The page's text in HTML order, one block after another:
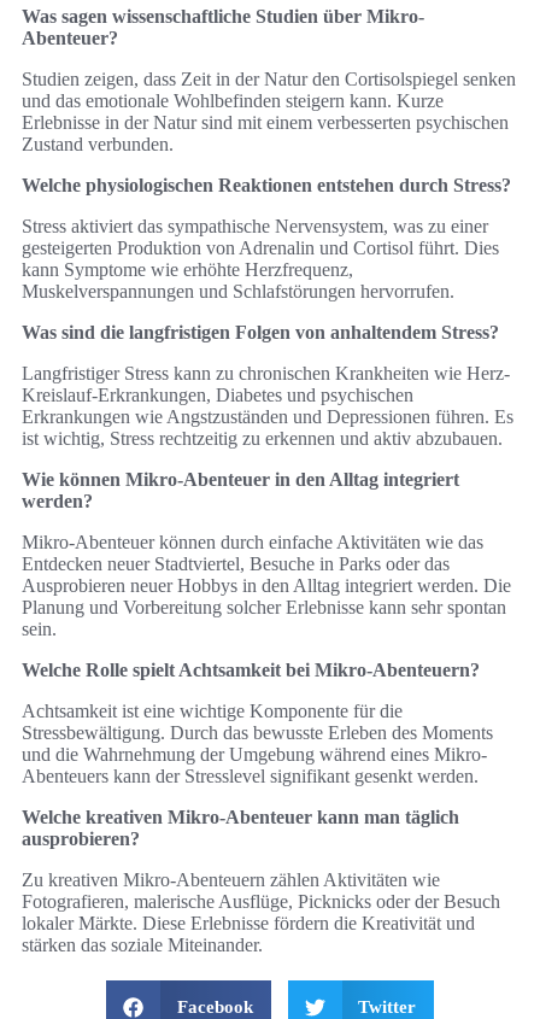
Was sagen wissenschaftliche Studien über Mikro-
Abenteuer?
Studien zeigen, dass Zeit in der Natur den Cortisolspiegel senken
und das emotionale Wohlbefinden steigern kann. Kurze
Erlebnisse in der Natur sind mit einem verbesserten psychischen
Zustand verbunden.
Welche physiologischen Reaktionen entstehen durch Stress?
Stress aktiviert das sympathische Nervensystem, was zu einer
gesteigerten Produktion von Adrenalin und Cortisol führt. Dies
kann Symptome wie erhöhte Herzfrequenz,
Muskelverspannungen und Schlafstörungen hervorrufen.
Was sind die langfristigen Folgen von anhaltendem Stress?
Langfristiger Stress kann zu chronischen Krankheiten wie Herz-
Kreislauf-Erkrankungen, Diabetes und psychischen
Erkrankungen wie Angstzuständen und Depressionen führen. Es
ist wichtig, Stress rechtzeitig zu erkennen und aktiv abzubauen.
Wie können Mikro-Abenteuer in den Alltag integriert
werden?
Mikro-Abenteuer können durch einfache Aktivitäten wie das
Entdecken neuer Stadtviertel, Besuche in Parks oder das
Ausprobieren neuer Hobbys in den Alltag integriert werden. Die
Planung und Vorbereitung solcher Erlebnisse kann sehr spontan
sein.
Welche Rolle spielt Achtsamkeit bei Mikro-Abenteuern?
Achtsamkeit ist eine wichtige Komponente für die
Stressbewältigung. Durch das bewusste Erleben des Moments
und die Wahrnehmung der Umgebung während eines Mikro-
Abenteuers kann der Stresslevel signifikant gesenkt werden.
Welche kreativen Mikro-Abenteuer kann man täglich
ausprobieren?
Zu kreativen Mikro-Abenteuern zählen Aktivitäten wie
Fotografieren, malerische Ausflüge, Picknicks oder der Besuch
lokaler Märkte. Diese Erlebnisse fördern die Kreativität und
stärken das soziale Miteinander.
Facebook Twitter